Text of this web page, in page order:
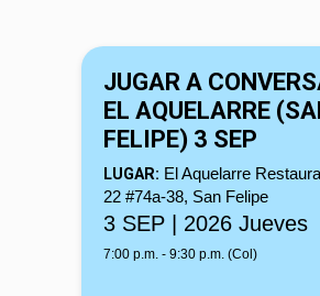
JUGAR A
EL AQUELARRE
FELIPE) 3 SEP
LUGAR: El Aquelarre
22 #74a-38, San Felipe
3 SEP | 2026 Jueves
7:00 p.m. - 9:30 p.m. (Col)